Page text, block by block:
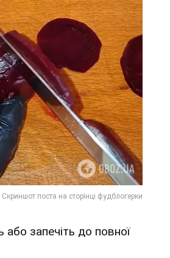
або запечіть до повної